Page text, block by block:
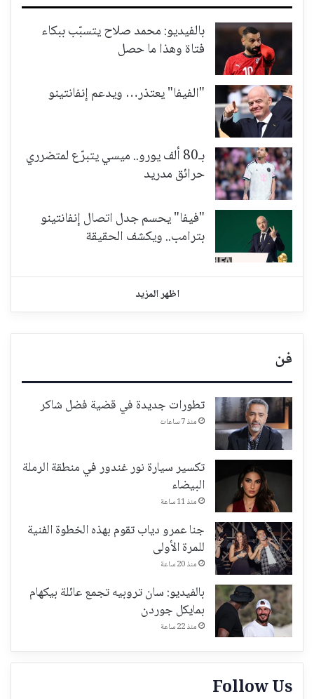
بالفيديو: محمد صلاح يتسبّب ببكاء
فتاة وهذا ما حصل
"الفيفا" يعتذر… ويدعم إنفانتينو
بـ80 ألف يورو.. ميسي يتبرّع لمتضرري
حرائق مدريد
"فيفا" يحسم جدل اتصال إنفانتينو
بترامب.. ويكشف الحقيقة
اظهر المزيد
فن
تطورات جديدة في قضية فضل شاكر
منذ 7 ساعات
تكسير سيارة نور غندور في منطقة الرملة
البيضاء
منذ 11 ساعة
جنا عمرو دياب تقوم بهذه الخطوة الفنية
للمرة الأولى
منذ 20 ساعة
بالفيديو: سان تروبيه تجمع عائلة بيكهام
بمايكل جوردن
منذ 22 ساعة
Follow Us